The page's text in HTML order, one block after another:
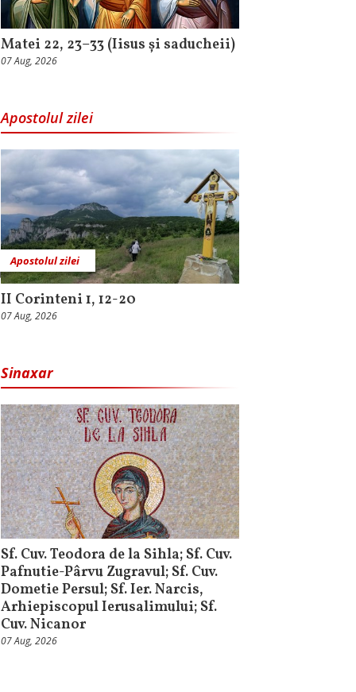
Matei 22, 23–33 (Iisus și saducheii)
07 Aug, 2026
Apostolul zilei
Apostolul zilei
II Corinteni 1, 12-20
07 Aug, 2026
Sinaxar
Sf. Cuv. Teodora de la Sihla; Sf. Cuv.
Pafnutie-Pârvu Zugravul; Sf. Cuv.
Dometie Persul; Sf. Ier. Narcis,
Arhiepiscopul Ierusalimului; Sf.
Cuv. Nicanor
07 Aug, 2026